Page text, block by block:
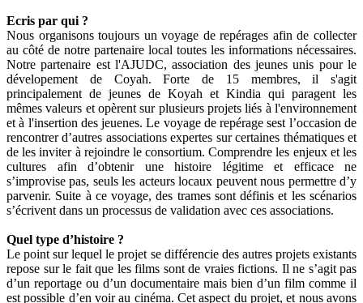
Ecris par qui ?
Nous organisons toujours un voyage de repérages afin de collecter
au côté de notre partenaire local toutes les informations nécessaires.
Notre partenaire est l'AJUDC, association des jeunes unis pour le
dévelopement de Coyah. Forte de 15 membres, il s'agit
principalement de jeunes de Koyah et Kindia qui paragent les
mêmes valeurs et opèrent sur plusieurs projets liés à l'environnement
et à l'insertion des jeuenes. Le voyage de repérage sest l’occasion de
rencontrer d’autres associations expertes sur certaines thématiques et
de les inviter à rejoindre le consortium. Comprendre les enjeux et les
cultures afin d’obtenir une histoire légitime et efficace ne
s’improvise pas, seuls les acteurs locaux peuvent nous permettre d’y
parvenir. Suite à ce voyage, des trames sont définis et les scénarios
s’écrivent dans un processus de validation avec ces associations.
Quel type d’histoire ?
Le point sur lequel le projet se différencie des autres projets existants
repose sur le fait que les films sont de vraies fictions. Il ne s’agit pas
d’un reportage ou d’un documentaire mais bien d’un film comme il
est possible d’en voir au cinéma. Cet aspect du projet, et nous avons